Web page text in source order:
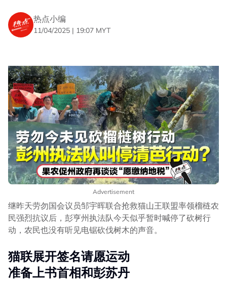
热点小编
11/04/2025 | 19:07 MYT
Advertisement
继昨天劳勿国会议员邹宇晖联合抢救猫山王联盟率领榴梿农
民强烈抗议后，彭亨州执法队今天似乎暂时喊停了砍树行
动，农民也没有听见电锯砍伐树木的声音。
猫联展开签名请愿运动
准备上书首相和彭苏丹